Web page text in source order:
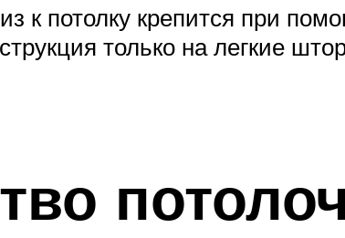
к потолку крепится при
только на легкие